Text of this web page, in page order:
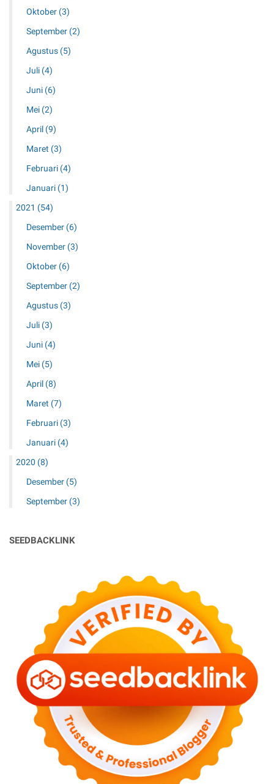
Oktober (3)
September (2)
Agustus (5)
Juli (4)
Juni (6)
Mei (2)
April (9)
Maret (3)
Februari (4)
Januari (1)
2021 (54)
Desember (6)
November (3)
Oktober (6)
September (2)
Agustus (3)
Juli (3)
Juni (4)
Mei (5)
April (8)
Maret (7)
Februari (3)
Januari (4)
2020 (8)
Desember (5)
September (3)
SEEDBACKLINK